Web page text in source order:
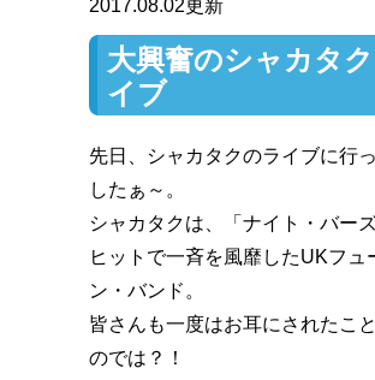
2017.08.02更新
大興奮のシャカタ
イブ
先日、シャカタクのライブに行
したぁ～。
シャカタクは、「ナイト・バー
ヒットで一斉を風靡したUKフュ
ン・バンド。
皆さんも一度はお耳にされたこ
のでは️？！